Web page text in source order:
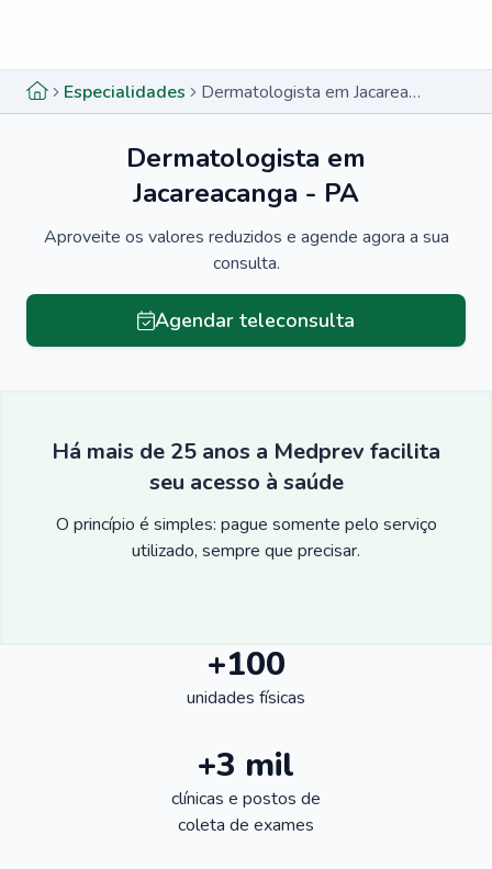
Especialidades Dermatologista em Jacareacanga - PA
Dermatologista em
Jacareacanga - PA
Aproveite os valores reduzidos e agende agora a sua
consulta.
Agendar teleconsulta
Há mais de 25 anos a Medprev facilita
seu acesso à saúde
O princípio é simples: pague somente pelo serviço
utilizado, sempre que precisar.
+100
unidades físicas
+3 mil
clínicas e postos de
coleta de exames